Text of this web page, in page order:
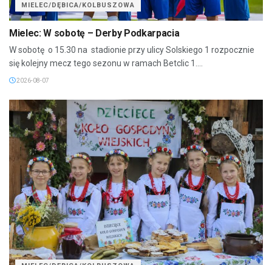
MIELEC/DĘBICA/KOLBUSZOWA
Mielec: W sobotę – Derby Podkarpacia
W sobotę o 15.30 na stadionie przy ulicy Solskiego 1 rozpocznie
się kolejny mecz tego sezonu w ramach Betclic 1....
2026-08-07